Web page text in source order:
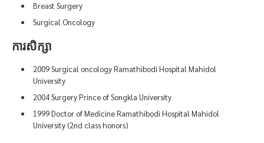
Breast Surgery
Surgical Oncology
ការសិក្សា
2009 Surgical oncology Ramathibodi Hospital Mahidol
University
2004 Surgery Prince of Songkla University
1999 Doctor of Medicine Ramathibodi Hospital Mahidol
University (2nd class honors)